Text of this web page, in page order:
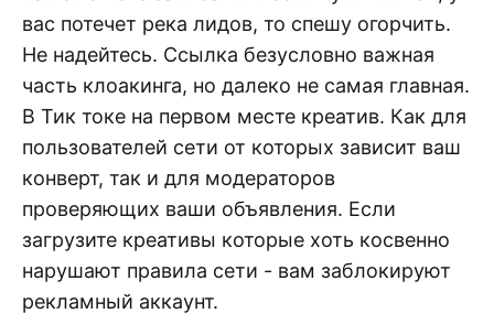
вас потечет река лидов, то спешу огорчить.
Не надейтесь. Ссылка безусловно важная
часть клоакинга, но далеко не самая главная.
В Тик токе на первом месте креатив. Как для
пользователей сети от которых зависит ваш
конверт, так и для модераторов
проверяющих ваши объявления. Если
загрузите креативы которые хоть косвенно
нарушают правила сети - вам заблокируют
рекламный аккаунт.